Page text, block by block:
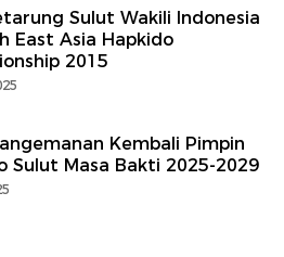
Sulut Wakili Indonesia
East Asia Hapkido
2015
Kembali Pimpin
Sulut Masa Bakti 2025-2029